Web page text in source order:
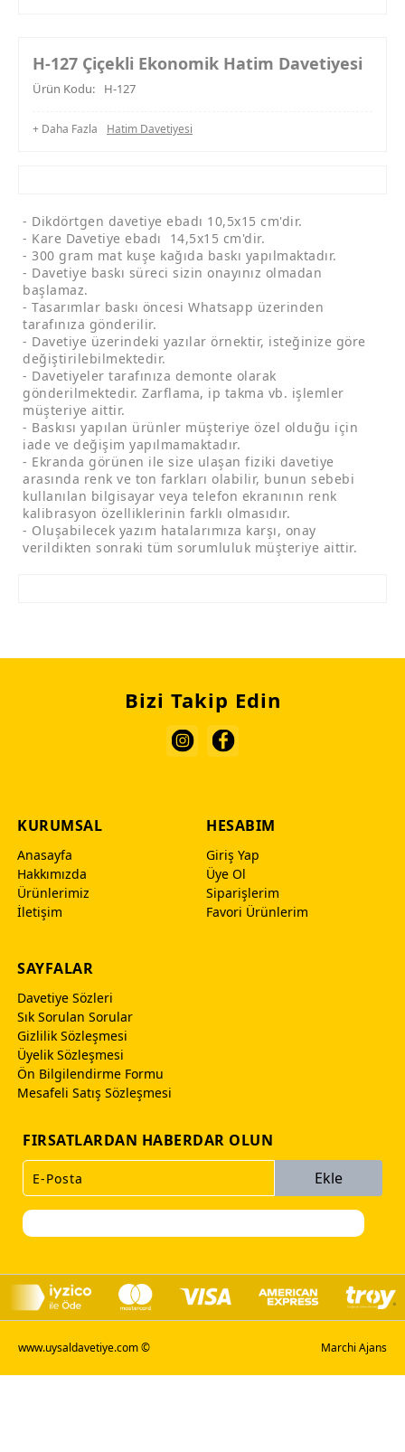
H-127 Çiçekli Ekonomik Hatim Davetiyesi
Ürün Kodu: H-127
+ Daha Fazla Hatim Davetiyesi
- Dikdörtgen davetiye ebadı 10,5x15 cm'dir.
- Kare Davetiye ebadı 14,5x15 cm'dir.
- 300 gram mat kuşe kağıda baskı yapılmaktadır.
- Davetiye baskı süreci sizin onayınız olmadan
başlamaz.
- Tasarımlar baskı öncesi Whatsapp üzerinden
tarafınıza gönderilir.
- Davetiye üzerindeki yazılar örnektir, isteğinize göre
değiştirilebilmektedir.
- Davetiyeler tarafınıza demonte olarak
gönderilmektedir. Zarflama, ip takma vb. işlemler
müşteriye aittir.
- Baskısı yapılan ürünler müşteriye özel olduğu için
iade ve değişim yapılmamaktadır.
- Ekranda görünen ile size ulaşan fiziki davetiye
arasında renk ve ton farkları olabilir, bunun sebebi
kullanılan bilgisayar veya telefon ekranının renk
kalibrasyon özelliklerinin farklı olmasıdır.
- Oluşabilecek yazım hatalarımıza karşı, onay
verildikten sonraki tüm sorumluluk müşteriye aittir.
Bizi Takip Edin
KURUMSAL
Anasayfa
Hakkımızda
Ürünlerimiz
İletişim
HESABIM
Giriş Yap
Üye Ol
Siparişlerim
Favori Ürünlerim
SAYFALAR
Davetiye Sözleri
Sık Sorulan Sorular
Gizlilik Sözleşmesi
Üyelik Sözleşmesi
Ön Bilgilendirme Formu
Mesafeli Satış Sözleşmesi
FIRSATLARDAN HABERDAR OLUN
Ekle
www.uysaldavetiye.com © Marchi Ajans